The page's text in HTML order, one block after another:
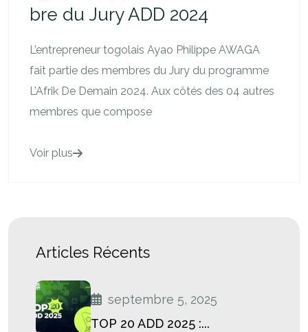
bre du Jury ADD 2024
L’entrepreneur togolais Ayao Philippe AWAGA
fait partie des membres du Jury du programme
L’Afrik De Demain 2024. Aux côtés des 04 autres
membres que compose
Voir plus
Articles Récents
septembre 5, 2025
TOP 20 ADD 2025 :...